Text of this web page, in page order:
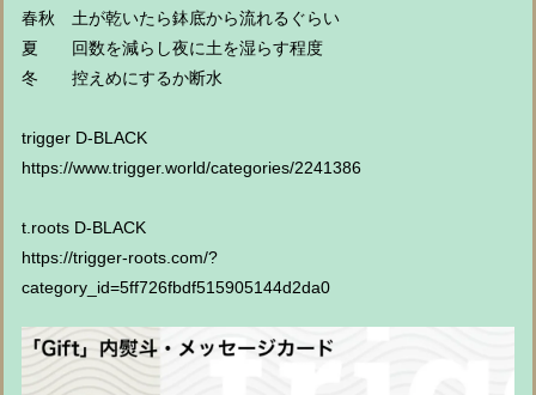
春秋 土が乾いたら鉢底から流れるぐらい
夏 回数を減らし夜に土を湿らす程度
冬 控えめにするか断水
trigger D-BLACK
https://www.trigger.world/categories/2241386
t.roots D-BLACK
https://trigger-roots.com/?
category_id=5ff726fbdf515905144d2da0